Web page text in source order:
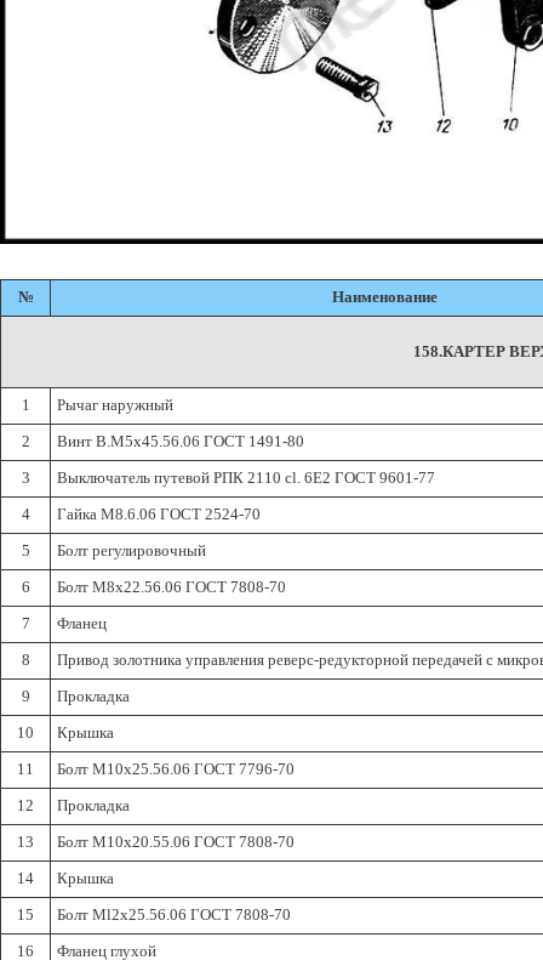
№ Наименование
158.КАРТЕР
1
Рычаг наружный
2
Винт В.М5х45.56.06 ГОСТ 1491-80
3
Выключатель путевой РПК 2110 cl. 6E2 ГОСТ 9601-77
4
Гайка М8.6.06 ГОСТ 2524-70
5
Болт регулировочный
6
Болт М8х22.56.06 ГОСТ 7808-70
7
Фланец
8
Привод золотника управления реверс-редукторной передачей с
9
Прокладка
10
Крышка
11
Болт М10х25.56.06 ГОСТ 7796-70
12
Прокладка
13
Болт М10х20.55.06 ГОСТ 7808-70
14
Крышка
15
Болт Ml2x25.56.06 ГОСТ 7808-70
16
Фланец глухой